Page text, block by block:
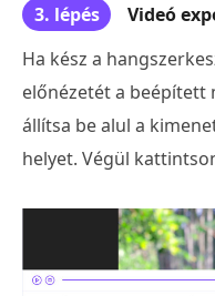
3. lépés
Videó
Ha kész a
előnézetét a beépített
állítsa be alul a
helyet. Végül